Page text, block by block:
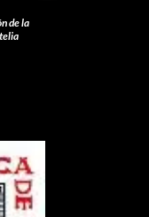
de la